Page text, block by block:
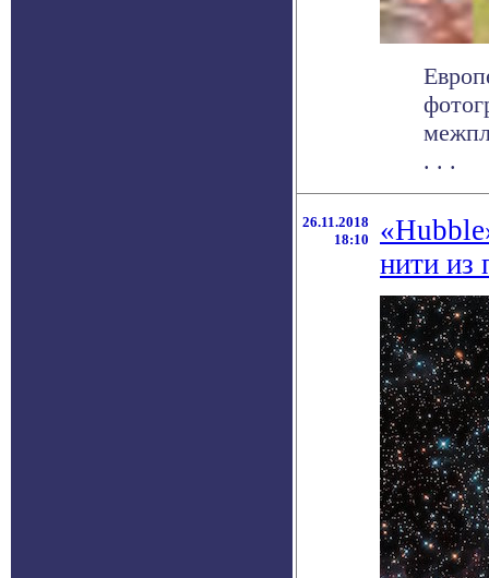
. . .
26.11.2018
18:10
нити из